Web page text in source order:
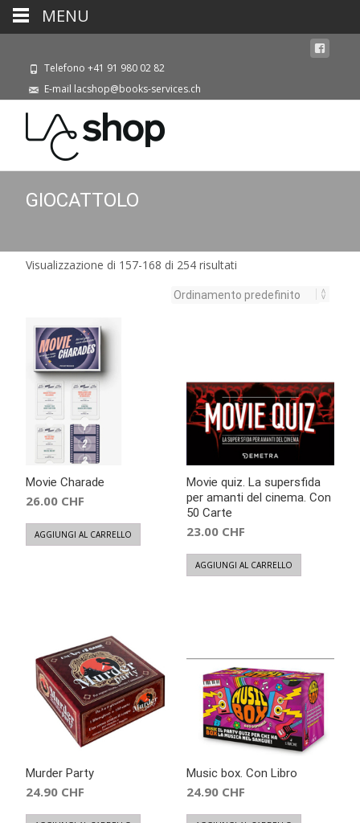
Telefono +41 91 980 02 82
E-mail lacshop@books-services.ch
GIOCATTOLO
Visualizzazione di 157-168 di 254 risultati
Movie Charade
26.00 CHF
AGGIUNGI AL CARRELLO
Movie quiz. La supersfida
per amanti del cinema. Con
50 Carte
23.00 CHF
AGGIUNGI AL CARRELLO
Murder Party
24.90 CHF
Music box. Con Libro
24.90 CHF
MENU